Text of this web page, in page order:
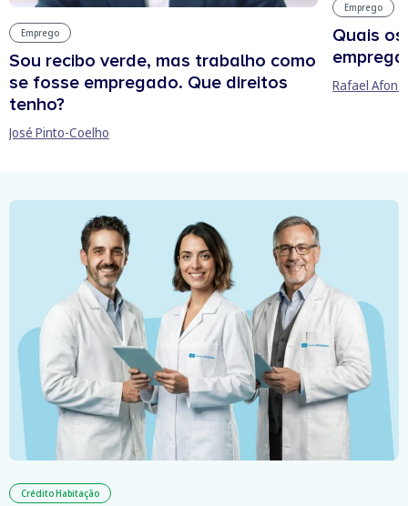
Emprego
Sou recibo verde, mas trabalho como
se fosse empregado. Que direitos
tenho?
José Pinto-Coelho
Emprego
Quais
Rafael
Crédito Habitação